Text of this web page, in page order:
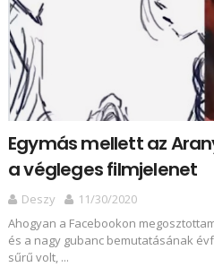
Egymás mellett az
a végleges filmjelenet
Deszy
11/30/2020
Ahogyan a Facebookon
és a nagy gubanc bemutatásának
sűrű volt, ...